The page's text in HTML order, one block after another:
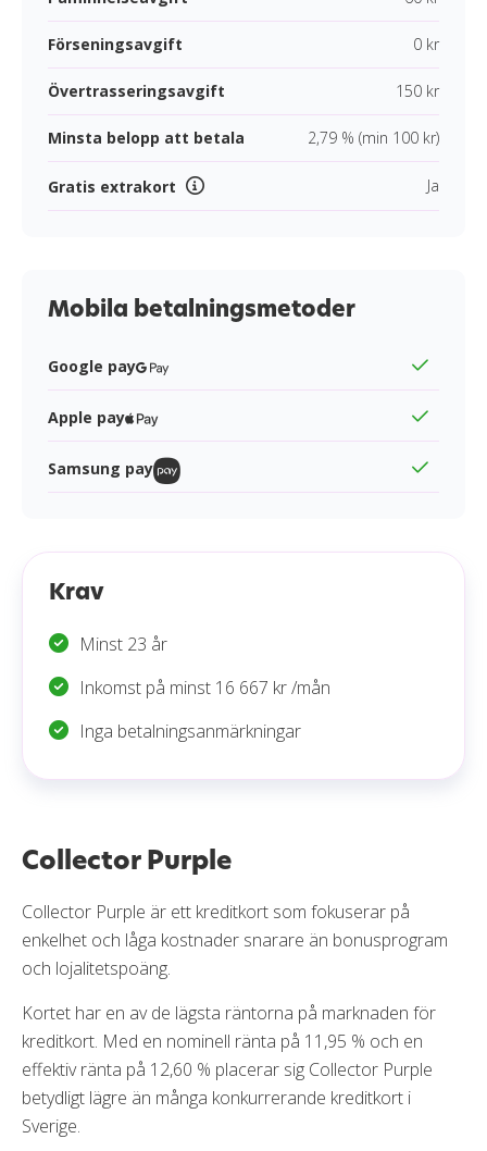
Förseningsavgift 0 kr
Övertrasseringsavgift 150 kr
Minsta belopp att betala 2,79 % (min 100 kr)
Gratis extrakort Ja
Mobila betalningsmetoder
Google pay
Apple pay
Samsung pay
Krav
Minst 23 år
Inkomst på minst 16 667 kr /mån
Inga betalningsanmärkningar
Collector Purple
Collector Purple är ett kreditkort som fokuserar på
enkelhet och låga kostnader snarare än bonusprogram
och lojalitetspoäng.
Kortet har en av de lägsta räntorna på marknaden för
kreditkort. Med en nominell ränta på 11,95 % och en
effektiv ränta på 12,60 % placerar sig Collector Purple
betydligt lägre än många konkurrerande kreditkort i
Sverige.